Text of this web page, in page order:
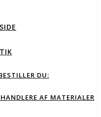
DU:
AF MATERIALER